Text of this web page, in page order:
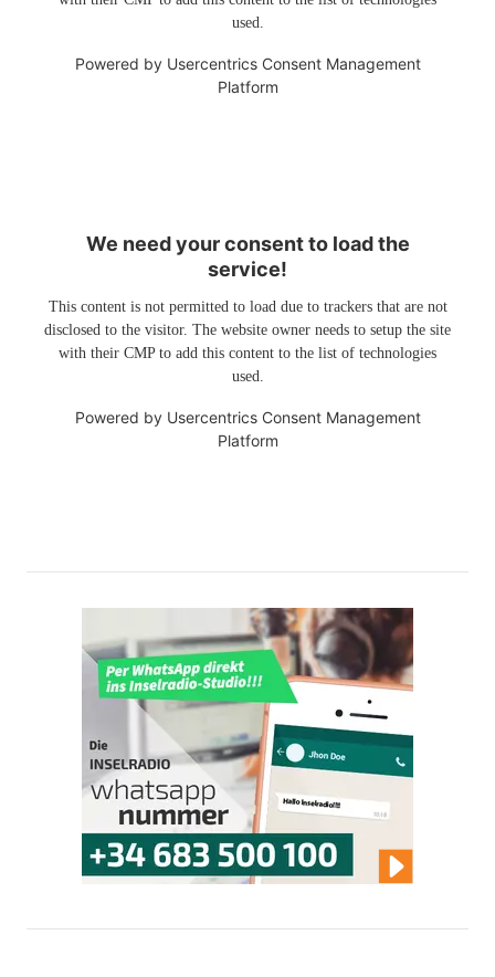
used.
Powered by Usercentrics Consent Management
Platform
We need your consent to load the
service!
This content is not permitted to load due to trackers that are not
disclosed to the visitor. The website owner needs to setup the site
with their CMP to add this content to the list of technologies
used.
Powered by Usercentrics Consent Management
Platform